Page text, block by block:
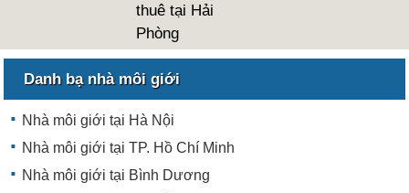
thuê tại Hải
Phòng
Danh bạ nhà môi giới
Nhà môi giới tại Hà Nội
Nhà môi giới tại TP. Hồ Chí Minh
Nhà môi giới tại Bình Dương